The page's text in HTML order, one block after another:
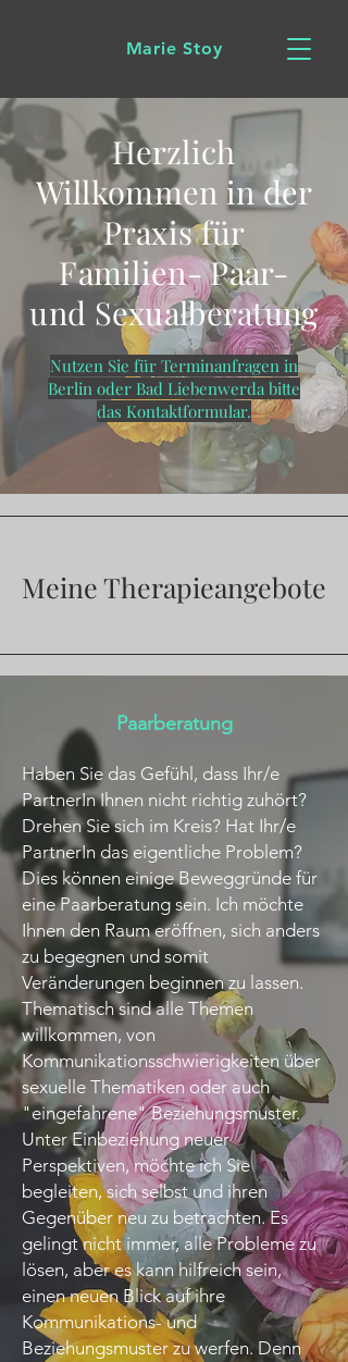
Marie Stoy
Herzlich
Willkommen in der
Praxis für
Familien- Paar-
und Sexualberatung
Nutzen Sie für Terminanfragen in
Berlin oder Bad Liebenwerda bitte
das Kontaktformular.
Meine Therapieangebote
Paarberatung
Haben Sie das Gefühl, dass Ihr/e
PartnerIn Ihnen nicht richtig zuhört?​
Drehen Sie sich im Kreis? Hat Ihr/e
PartnerIn das eigentliche Problem?
Dies können einige Beweggründe für
eine Paarberatung sein. Ich möchte
Ihnen den Raum eröffnen, sich anders
zu begegnen und somit
Veränderungen beginnen zu lassen.
Thematisch sind alle Themen
willkommen, von
Kommunikationsschwierigkeiten über
sexuelle Thematiken oder auch
"eingefahrene" Beziehungsmuster.
Unter Einbeziehung neuer
Perspektiven, möchte ich Sie
begleiten, sich selbst und ihren
Gegenüber neu zu betrachten. Es
gelingt nicht immer, alle Probleme zu
lösen, aber es kann hilfreich sein,
einen neuen Blick auf ihre
Kommunikations- und
Beziehungsmuster zu werfen. Denn